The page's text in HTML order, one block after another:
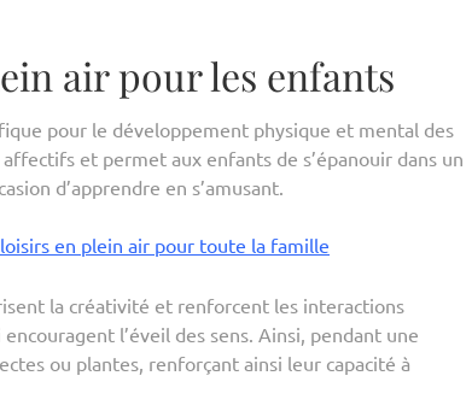
air pour les enfants
pour le développement physique et mental des
et permet aux enfants de s’épanouir dans un
d’apprendre en s’amusant.
en plein air pour toute la famille
la créativité et renforcent les interactions
l’éveil des sens. Ainsi, pendant une
ou plantes, renforçant ainsi leur capacité à